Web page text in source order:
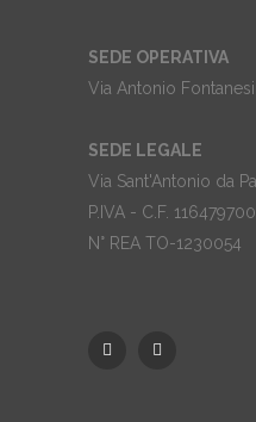
SEDE OPERATIVA
Via Antonio
SEDE LEGALE
Via Sant'Antonio da
P.IVA - C.F.
N° REA TO-1230054